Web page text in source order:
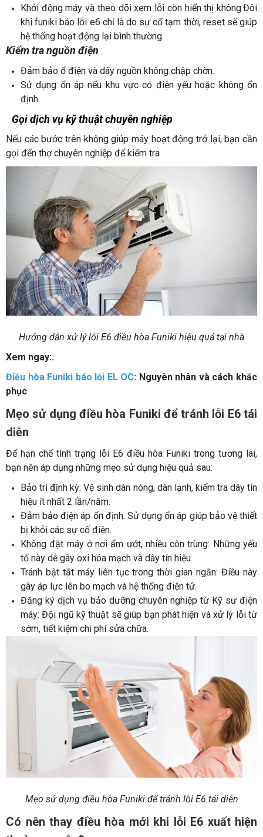
Khởi động máy và theo dõi xem lỗi còn hiển thị không.Đôi
khi funiki báo lỗi e6 chỉ là do sự cố tạm thời, reset sẽ giúp
hệ thống hoạt động lại bình thường.
Kiểm tra nguồn điện
Đảm bảo ổ điện và dây nguồn không chập chờn.
Sử dụng ổn áp nếu khu vực có điện yếu hoặc không ổn
định.
Gọi dịch vụ kỹ thuật chuyên nghiệp
Nếu các bước trên không giúp máy hoạt động trở lại, bạn cần
gọi đến thợ chuyên nghiệp để kiểm tra
Hướng dẫn xử lý lỗi E6 điều hòa Funiki hiệu quả tại nhà
Xem ngay:.
Điều hòa Funiki báo lỗi EL OC: Nguyên nhân và cách khắc
phục
Mẹo sử dụng điều hòa Funiki để tránh lỗi E6 tái
diễn
Để hạn chế tình trạng lỗi E6 điều hòa Funiki trong tương lai,
bạn nên áp dụng những mẹo sử dụng hiệu quả sau:
Bảo trì định kỳ: Vệ sinh dàn nóng, dàn lạnh, kiểm tra dây tín
hiệu ít nhất 2 lần/năm.
Đảm bảo điện áp ổn định: Sử dụng ổn áp giúp bảo vệ thiết
bị khỏi các sự cố điện.
Không đặt máy ở nơi ẩm ướt, nhiều côn trùng: Những yếu
tố này dễ gây oxi hóa mạch và dây tín hiệu.
Tránh bật tắt máy liên tục trong thời gian ngắn: Điều này
gây áp lực lên bo mạch và hệ thống điện tử.
Đăng ký dịch vụ bảo dưỡng chuyên nghiệp từ Kỹ sư điện
máy: Đội ngũ kỹ thuật sẽ giúp bạn phát hiện và xử lý lỗi từ
sớm, tiết kiệm chi phí sửa chữa.
Mẹo sử dụng điều hòa Funiki để tránh lỗi E6 tái diễn
Có nên thay điều hòa mới khi lỗi E6 xuất hiện